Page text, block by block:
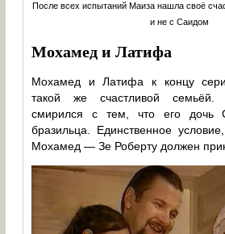
После всех испытаний Маиза нашла своё
и не с Саидом
Мохамед и Латифа
Мохамед и Латифа к концу
такой же счастливой семьёй.
смирился с тем, что его дочь
бразильца. Единственное
Мохамед — Зе Роберту должен